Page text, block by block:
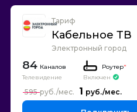
Тариф
Кабельное ТВ
Электронный город
84 Каналов
Телевидение
Роутер*
Включен
1
595